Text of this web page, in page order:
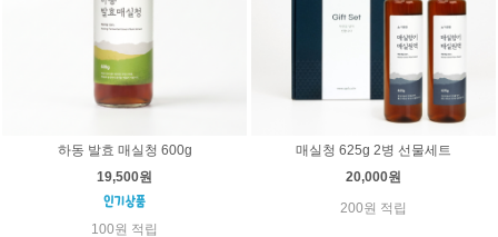
하동 발효 매실청 600g
19,500원
100원 적립
매실청 625g 2병 선물세트
20,000원
200원 적립